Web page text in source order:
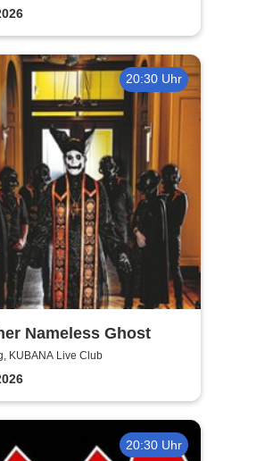
20:30 Uhr
Nameless Ghost
KUBANA Live Club
20:30 Uhr